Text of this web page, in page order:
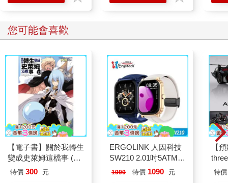
您可能會喜歡
【電子書】關於我轉生
變成史萊姆這檔事 (23)
(小說)
特價 300 元
ERGOLINK 人因科技
SW210 2.01吋5ATM游
泳心率血氧藍牙通話腕
1990 特價 1090 元
【
VA
特價